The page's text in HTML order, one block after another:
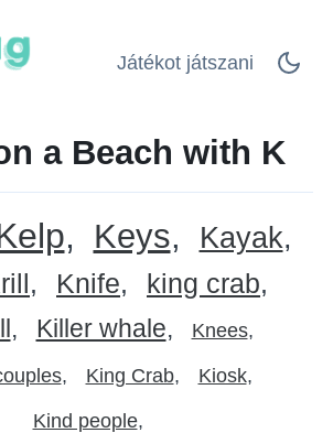
Játékot játszani
a Beach with K
Keys
Kayak
Knife king crab
Killer whale Knees
King Crab Kiosk
Kind people